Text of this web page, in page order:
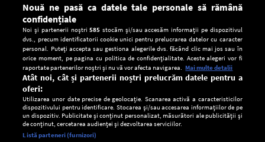
Setări:
Nouă ne pasă ca datele tale personale să rămână
confidențiale
Noi și partenerii noștri585 stocăm și/sau accesăm informații pe dispozitivul
dvs., precum identificatorii cookie unici pentru prelucrarea datelor cu caracter
personal. Puteți accepta sau gestiona alegerile dvs. făcând clic mai jos sau în
orice moment, pe pagina cu politica de confidențialitate. Aceste alegeri vor fi
raportate partenerilor noștri și nu vă vor afecta navigarea. Mai multe detalii
Atât noi, cât și partenerii noștri prelucrăm datele pentru a
oferi:
Utilizarea unor date precise de geolocație. Scanarea activă a caracteristicilor
dispozitivului pentru identificare. Stocarea și/sau accesarea informațiilor de pe
un dispozitiv. Publicitate și conținut personalizat, măsurători ale publicității și
de conținut, cercetarea audienței și dezvoltarea serviciilor.
Listă parteneri (furnizori)